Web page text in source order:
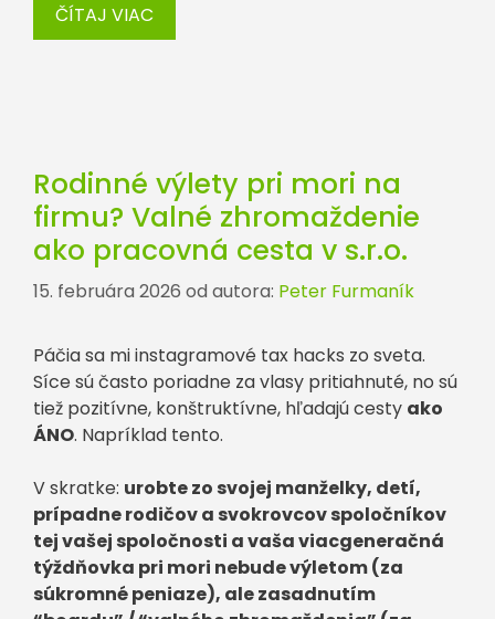
ČÍTAJ VIAC
Rodinné výlety pri mori na
firmu? Valné zhromaždenie
ako pracovná cesta v s.r.o.
15. februára 2026 od autora: Peter Furmaník
Páčia sa mi instagramové tax hacks zo sveta.
Síce sú často poriadne za vlasy pritiahnuté, no sú
tiež pozitívne, konštruktívne, hľadajú cesty ako
ÁNO. Napríklad tento.
V skratke: urobte zo svojej manželky, detí,
prípadne rodičov a svokrovcov spoločníkov
tej vašej spoločnosti a vaša viacgeneračná
týždňovka pri mori nebude výletom (za
súkromné peniaze), ale zasadnutím